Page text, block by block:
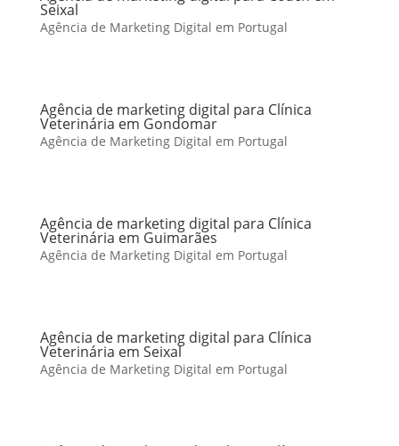
Seixal
Agência de Marketing Digital em Portugal
Agência de marketing digital para Clínica
Veterinária em Gondomar
Agência de Marketing Digital em Portugal
Agência de marketing digital para Clínica
Veterinária em Guimarães
Agência de Marketing Digital em Portugal
Agência de marketing digital para Clínica
Veterinária em Seixal
Agência de Marketing Digital em Portugal